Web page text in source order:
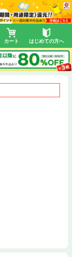
カート はじめての方へ